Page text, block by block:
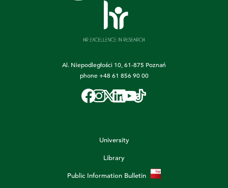
Al. Niepodległości 10, 61-875 Poznań
phone+48 61 856 90 00
University
Library
Public Information Bulletin